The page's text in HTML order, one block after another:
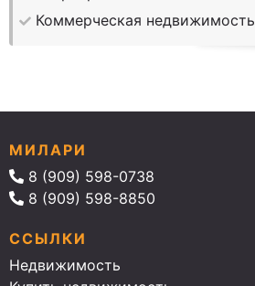
Коммерческая недвижимость
МИЛАРИ
8 (909) 598-0738
8 (909) 598-8850
ССЫЛКИ
Недвижимость